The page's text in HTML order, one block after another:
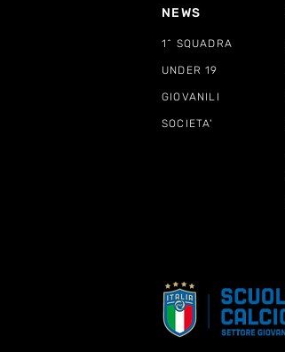
NEWS
1^ SQUADRA
UNDER 19
GIOVANILI
SOCIETA'